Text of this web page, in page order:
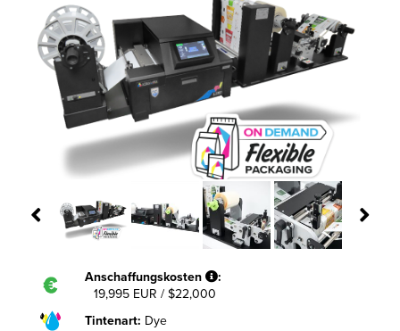
Anschaffungskosten
:
19,995 EUR / $22,000
Tintenart: Dye